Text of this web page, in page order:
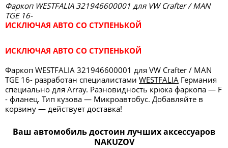
Фаркоп WESTFALIA 321946600001 для VW Crafter / MAN
TGE 16-
ИСКЛЮЧАЯ АВТО СО СТУПЕНЬКОЙ
ИСКЛЮЧАЯ АВТО СО СТУПЕНЬКОЙ
Фаркоп WESTFALIA 321946600001 для VW Crafter / MAN
TGE 16- разработан специалистами WESTFALIA Германия
специально для Array. Разновидность крюка фаркопа — F
- фланец. Тип кузова — Микроавтобус. Добавляйте в
корзину — действует доставка!
Ваш автомобиль достоин лучших аксессуаров
NAKUZOV